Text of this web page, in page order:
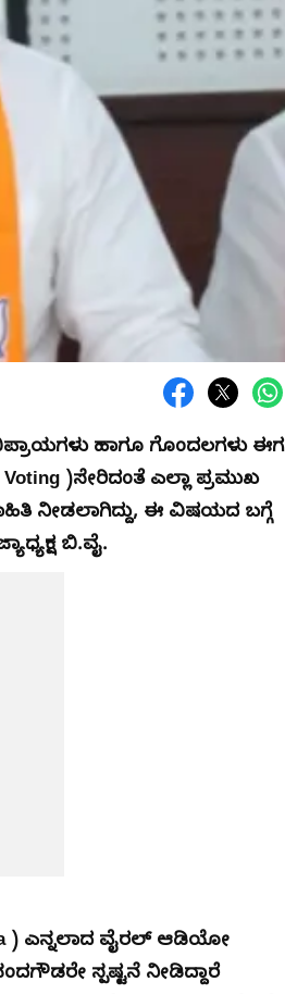
ಹಾಗೂ ಗೊಂದಲಗಳು ಈಗ
)ಸೇರಿದಂತೆ ಎಲ್ಲಾ ಪ್ರಮುಖ
ನೀಡಲಾಗಿದ್ದು, ಈ ವಿಷಯದ ಬಗ್ಗೆ
ಬಿ.ವೈ.
) ಎನ್ನಲಾದ ವೈರಲ್ ಆಡಿಯೋ
ಸ್ಪಷ್ಟನೆ ನೀಡಿದ್ದಾರೆ